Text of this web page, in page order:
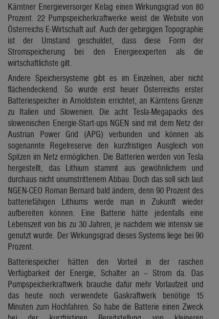
Kärntner Energieversorger Kelag einen Wirkungsgrad von 80
Prozent. 22 Pumpspeicherkraftwerke weist die Website von
Österreichs E-Wirtschaft auf. Auch der gebirgigen Topographie
ist der Umstand geschuldet, dass diese Form der
Stromspeicherung bei den Energieexperten als die
wirtschaftlichste gilt.
Andere Speichersysteme gibt es im Einzelnen, aber nicht
flächendeckend. So wurde erst heuer Österreichs erster
Batteriespeicher in Arnoldstein errichtet, an Kärntens Grenze
zu Italien und Slowenien. Die acht Tesla-Megapacks des
slowenischen Energie-Start-ups NGEN sind mit dem Netz der
Austrian Power Grid (APG) verbunden und können als
sogenannte Regelreserve den kurzfristigen Ausgleich von
Spitzen im Netz ermöglichen. Die Batterien werden von Tesla
hergestellt, das Lithium stammt aus gewöhnlichem und
durchaus nicht unumstrittenem Abbau. Doch das soll sich laut
NGEN-CEO Roman Bernard bald ändern, denn 90 Prozent des
batteriefähigen Lithiums werde man in Zukunft wieder
aufbereiten können. Eine Batterie hätte jedenfalls eine
Lebenszeit von bis zu 30 Jahren, je nachdem wie intensiv sie
genutzt wurde. Der Wirkungsgrad dieses Systems liege bei 90
Prozent.
Batteriespeicher hätten den Vorteil in der raschen
Verfügbarkeit der Energie, Schalter an – Strom da. Das
Pumpspeicherkraftwerk brauche dafür mehr Vorlaufzeit und
das heute noch verwendete Gaskraftwerk benötige 15
Minuten zum Hochfahren. So habe die Batterie einen Zweck